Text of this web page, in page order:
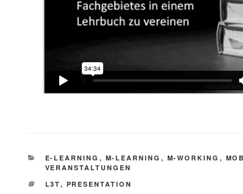
KATEGORIEN
E-LEARNING , M-LEARNING , M-WORKING ,
VERANSTALTUNGEN
SCHLAGWÖRTER
L3T, PRESENTATION